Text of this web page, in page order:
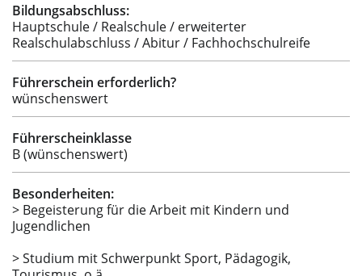
Bildungsabschluss:
Hauptschule / Realschule / erweiterter
Realschulabschluss / Abitur / Fachhochschulreife
Führerschein erforderlich?
wünschenswert
Führerscheinklasse
B (wünschenswert)
Besonderheiten:
> Begeisterung für die Arbeit mit Kindern und
Jugendlichen
> Studium mit Schwerpunkt Sport, Pädagogik,